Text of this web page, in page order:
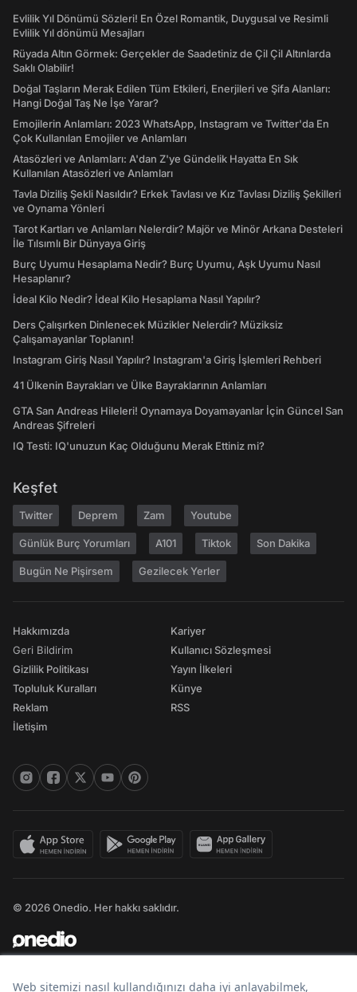
Evlilik Yıl Dönümü Sözleri! En Özel Romantik, Duygusal ve Resimli
Evlilik Yıl dönümü Mesajları
Rüyada Altın Görmek: Gerçekler de Saadetiniz de Çil Çil Altınlarda
Saklı Olabilir!
Doğal Taşların Merak Edilen Tüm Etkileri, Enerjileri ve Şifa Alanları:
Hangi Doğal Taş Ne İşe Yarar?
Emojilerin Anlamları: 2023 WhatsApp, Instagram ve Twitter'da En
Çok Kullanılan Emojiler ve Anlamları
Atasözleri ve Anlamları: A'dan Z'ye Gündelik Hayatta En Sık
Kullanılan Atasözleri ve Anlamları
Tavla Diziliş Şekli Nasıldır? Erkek Tavlası ve Kız Tavlası Diziliş Şekilleri
ve Oynama Yönleri
Tarot Kartları ve Anlamları Nelerdir? Majör ve Minör Arkana Desteleri
İle Tılsımlı Bir Dünyaya Giriş
Burç Uyumu Hesaplama Nedir? Burç Uyumu, Aşk Uyumu Nasıl
Hesaplanır?
İdeal Kilo Nedir? İdeal Kilo Hesaplama Nasıl Yapılır?
Ders Çalışırken Dinlenecek Müzikler Nelerdir? Müziksiz
Çalışamayanlar Toplanın!
Instagram Giriş Nasıl Yapılır? Instagram'a Giriş İşlemleri Rehberi
41 Ülkenin Bayrakları ve Ülke Bayraklarının Anlamları
GTA San Andreas Hileleri! Oynamaya Doyamayanlar İçin Güncel San
Andreas Şifreleri
IQ Testi: IQ'unuzun Kaç Olduğunu Merak Ettiniz mi?
Keşfet
Twitter Deprem Zam Youtube
Günlük Burç Yorumları A101 Tiktok Son Dakika
Bugün Ne Pişirsem Gezilecek Yerler
Hakkımızda
Geri Bildirim
Gizlilik Politikası
Topluluk Kuralları
Reklam
İletişim
Kariyer
Kullanıcı Sözleşmesi
Yayın İlkeleri
Künye
RSS
© 2026 Onedio. Her hakkı saklıdır.